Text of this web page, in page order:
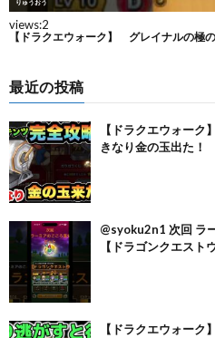
最近の投稿
【ドラクエウォー
きなり金の玉出た！
@syoku2n1 次回 ラ
【ドラゴンクエスト
【ドラクエウォーク